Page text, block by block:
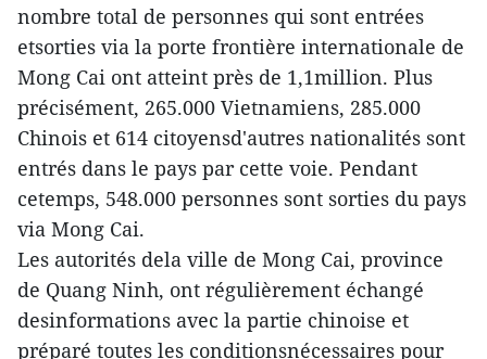
nombre total de personnes qui sont entrées
etsorties via la porte frontière internationale de
Mong Cai ont atteint près de 1,1million. Plus
précisément, 265.000 Vietnamiens, 285.000
Chinois et 614 citoyensd'autres nationalités sont
entrés dans le pays par cette voie. Pendant
cetemps, 548.000 personnes sont sorties du pays
via Mong Cai.
Les autorités dela ville de Mong Cai, province
de Quang Ninh, ont régulièrement échangé
desinformations avec la partie chinoise et
préparé toutes les conditionsnécessaires pour